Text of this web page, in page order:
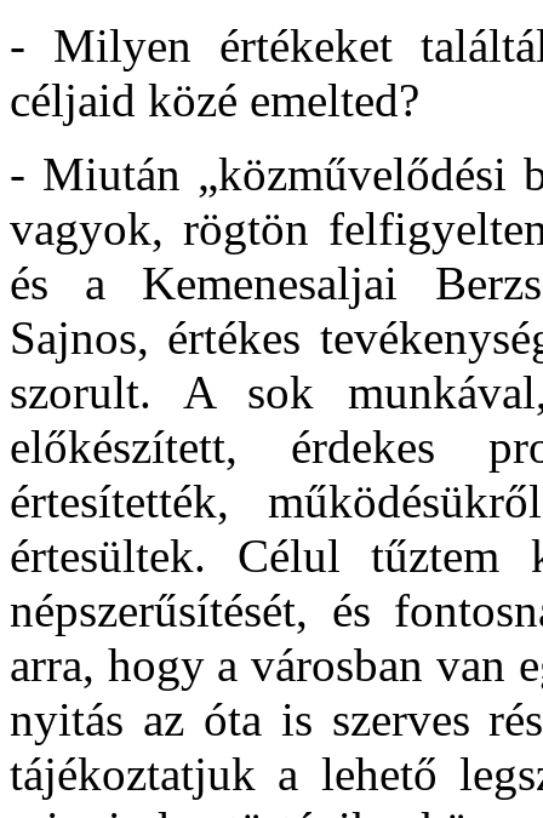
- Milyen értékeket
céljaid közé emelted?
- Miután „közművelődési
vagyok, rögtön
és a Kemenesaljai
Sajnos, értékes
szorult. A sok
előkészített, érdekes
értesítették,
értesültek. Célul tűztem
népszerűsítését, és
arra, hogy a városban
nyitás az óta is szerves
tájékoztatjuk a lehető